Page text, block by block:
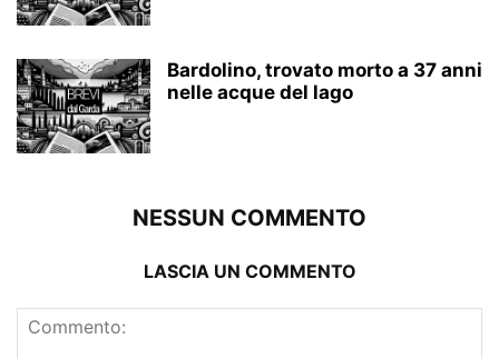
Bardolino, trovato morto a 37 anni
nelle acque del lago
NESSUN COMMENTO
LASCIA UN COMMENTO